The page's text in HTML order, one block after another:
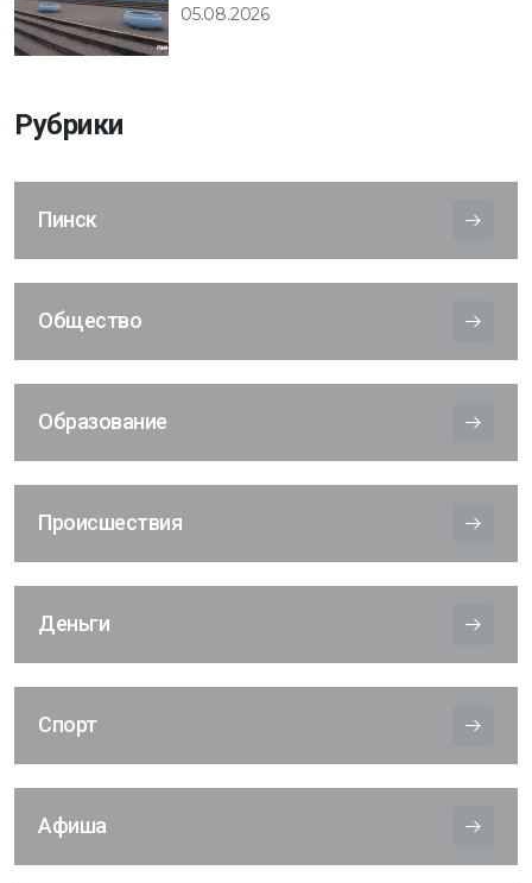
05.08.2026
Рубрики
Пинск
Общество
Образование
Происшествия
Деньги
Спорт
Афиша